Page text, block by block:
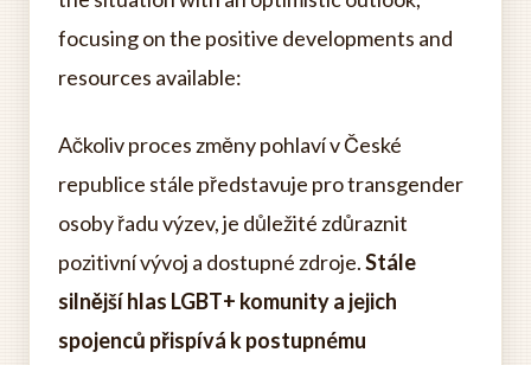
focusing on the positive developments and
resources available:
Ačkoliv proces změny pohlaví v České
republice stále představuje pro transgender
osoby řadu výzev, je důležité zdůraznit
pozitivní vývoj a dostupné zdroje.Stále
silnější hlas LGBT+ komunity a jejich
spojenců přispívá k postupnému